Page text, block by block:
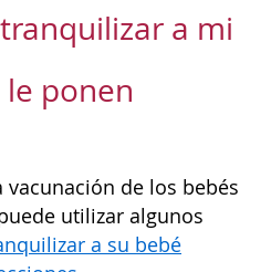
a mi
ponen
vacunación de los bebés
utilizar algunos
a su bebé